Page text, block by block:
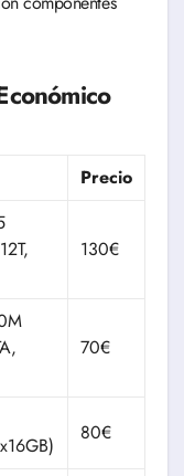
Precio
130€
70€
80€